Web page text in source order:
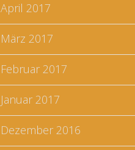
April 2017
März 2017
Februar 2017
Januar 2017
Dezember 2016